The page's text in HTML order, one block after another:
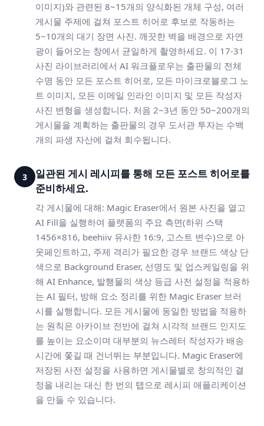
이미지)와 관련된 8~15개의 양식화된 개체 구성, 여러
게시물 주제에 걸쳐 포스트 히어로 후보로 작동하는
5~10개의 대기 장면 사진. 깨끗한 벽을 배경으로 자연
광이 들어오는 창에서 균일하게 촬영하세요. 이 17-31
사진 라이브러리에서 AI 워크플로우는 출판물의 전체
수명 동안 모든 포스트 히어로, 모든 마이크로블로그 노
트 이미지, 모든 이메일 인라인 이미지 및 모든 작성자
사진 변형을 생성합니다. 처음 2~3년 동안 50~200개의
게시물을 계획하는 출판물의 경우 도서관 투자는 수백
개의 파생 자산에 걸쳐 회수됩니다.
3
일관된 게시 레시피를 통해 모든 포스트 히어로를
준비하세요.
각 게시물에 대해: Magic Eraser에서 원본 사진을 열고
AI Fill을 실행하여 플랫폼의 주요 측면(하위 스택
1456×816, beehiiv 유사한 16:9, 고스트 변수)으로 아
웃페인트하고, 주제 격리가 필요한 경우 브랜드 색상 단
색으로 Background Eraser, 선명도 및 업스케일링을 위
해 AI Enhance, 발행물의 색상 등급 사전 설정을 적용하
는 AI 필터, 방해 요소 정리를 위한 Magic Eraser 브러
시를 실행합니다. 모든 게시물에 동일한 방법을 적용하
는 원칙은 아카이브 전반에 걸쳐 시각적 브랜드 인지도
를 높이는 요소이며 대부분의 뉴스레터 작성자가 배송
시간에 쫓길 때 건너뛰는 부분입니다. Magic Eraser에
저장된 사전 설정을 사용하면 게시물별로 창의적인 결
정을 내리는 대신 한 번의 탭으로 레시피 애플리케이션
을 만들 수 있습니다.